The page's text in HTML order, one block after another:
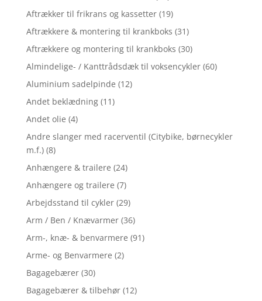
Aftrækker til frikrans og kassetter (19)
Aftrækkere & montering til krankboks (31)
Aftrækkere og montering til krankboks (30)
Almindelige- / Kanttrådsdæk til voksencykler (60)
Aluminium sadelpinde (12)
Andet beklædning (11)
Andet olie (4)
Andre slanger med racerventil (Citybike, børnecykler
m.f.) (8)
Anhængere & trailere (24)
Anhængere og trailere (7)
Arbejdsstand til cykler (29)
Arm / Ben / Knævarmer (36)
Arm-, knæ- & benvarmere (91)
Arme- og Benvarmere (2)
Bagagebærer (30)
Bagagebærer & tilbehør (12)